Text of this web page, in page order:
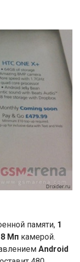
памяти, 1
8 Мп камерой.
Android